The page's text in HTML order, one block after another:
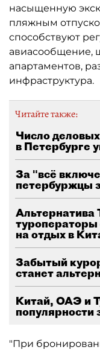
насыщенную
пляжным
способствуют
авиасообщение,
апартаментов,
инфраструктура.
Читайте также:
Число
в Петербурге
За "всё
петербуржцы
туроператоры
на отдых в
Забытый
станет
Китай, ОАЭ и
"При